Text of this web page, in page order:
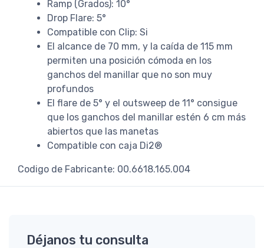
Ramp (Grados): 10°
Drop Flare: 5°
Compatible con Clip: Si
El alcance de 70 mm, y la caída de 115 mm
permiten una posición cómoda en los
ganchos del manillar que no son muy
profundos
El flare de 5° y el outsweep de 11° consigue
que los ganchos del manillar estén 6 cm más
abiertos que las manetas
Compatible con caja Di2®
Codigo de Fabricante: 00.6618.165.004
Déjanos tu consulta